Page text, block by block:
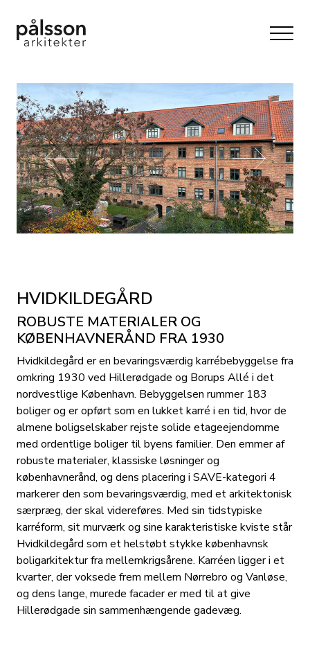
HVIDKILDEGÅRD
ROBUSTE MATERIALER OG
KØBENHAVNERÅND FRA 1930
Hvidkildegård er en bevaringsværdig karrébebyggelse fra
omkring 1930 ved Hillerødgade og Borups Allé i det
nordvestlige København. Bebyggelsen rummer 183
boliger og er opført som en lukket karré i en tid, hvor de
almene boligselskaber rejste solide etageejendomme
med ordentlige boliger til byens familier. Den emmer af
robuste materialer, klassiske løsninger og
københavnerånd, og dens placering i SAVE-kategori 4
markerer den som bevaringsværdig, med et arkitektonisk
særpræg, der skal videreføres. Med sin tidstypiske
karréform, sit murværk og sine karakteristiske kviste står
Hvidkildegård som et helstøbt stykke københavnsk
boligarkitektur fra mellemkrigsårene. Karréen ligger i et
kvarter, der voksede frem mellem Nørrebro og Vanløse,
og dens lange, murede facader er med til at give
Hillerødgade sin sammenhængende gadevæg.